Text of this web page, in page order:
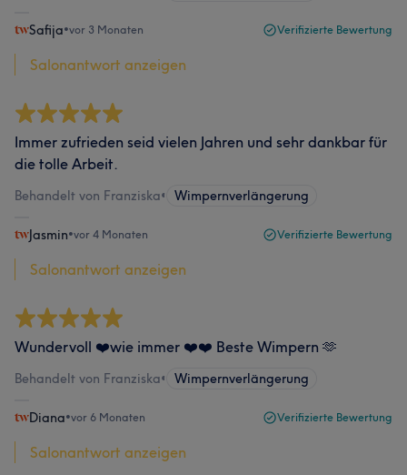
Safija•vor 3 Monaten Verifizierte Bewertung
Salonantwort anzeigen
Immer zufrieden seid vielen Jahren und sehr dankbar für
die tolle Arbeit.
Behandelt von Franziska• Wimpernverlängerung
Jasmin•vor 4 Monaten Verifizierte Bewertung
Salonantwort anzeigen
Wundervoll ❤️wie immer ❤️❤️ Beste Wimpern 🫶
Behandelt von Franziska• Wimpernverlängerung
Diana•vor 6 Monaten Verifizierte Bewertung
Salonantwort anzeigen